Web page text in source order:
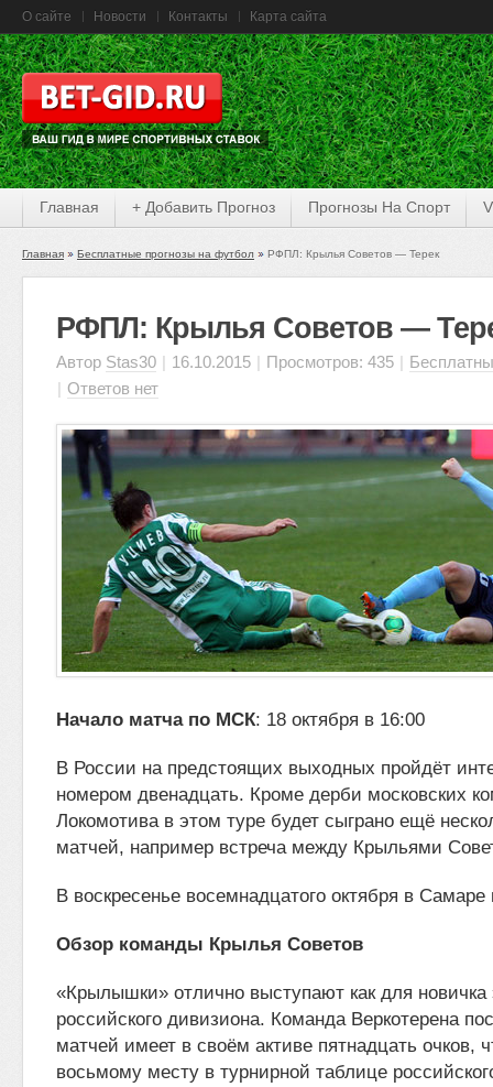
О сайте Новости Контакты Карта сайта
Главная + Добавить Прогноз Прогнозы На Спорт
Главная Бесплатные прогнозы на футбол РФПЛ: Крылья Советов — Терек
РФПЛ: Крылья Советов —
Автор Stas30 | 16.10.2015 | Просмотров: 435 |
| Ответов нет
Начало матча по МСК: 18 октября в 16:00
В России на предстоящих выходных пройдёт
номером двенадцать. Кроме дерби московских
Локомотива в этом туре будет сыграно ещё
матчей, например встреча между Крыльями
В воскресенье восемнадцатого октября в Самаре
Обзор команды Крылья Советов
«Крылышки» отлично выступают как для новичка
российского дивизиона. Команда Веркотерена
матчей имеет в своём активе пятнадцать очков,
восьмому месту в турнирной таблице